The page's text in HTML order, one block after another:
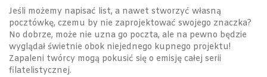
Jeśli możemy napisać list, a nawet stworzyć własną
pocztówkę, czemu by nie zaprojektować swojego znaczka?
No dobrze, może nie uzna go poczta, ale na pewno będzie
wyglądał świetnie obok niejednego kupnego projektu!
Zapaleni twórcy mogą pokusić się o emisję całej serii
filatelistycznej.